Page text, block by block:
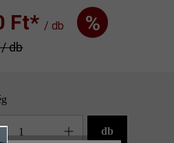
Ft‎‎‎*/ db %
db
db